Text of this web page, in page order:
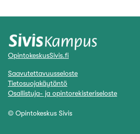
OpintokeskusSivis.fi
Saavutettavuusseloste
Tietosuojakäytäntö
Osallistuja- ja opintorekisteriseloste
© Opintokeskus Sivis